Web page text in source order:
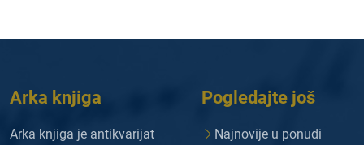
Arka knjiga
Arka knjiga je antikvarijat
Pogledajte još
Najnovije u ponudi